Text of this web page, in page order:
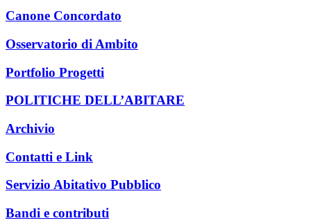
Canone Concordato
Osservatorio di Ambito
Portfolio Progetti
POLITICHE DELL’ABITARE
Archivio
Contatti e Link
Servizio Abitativo Pubblico
Bandi e contributi